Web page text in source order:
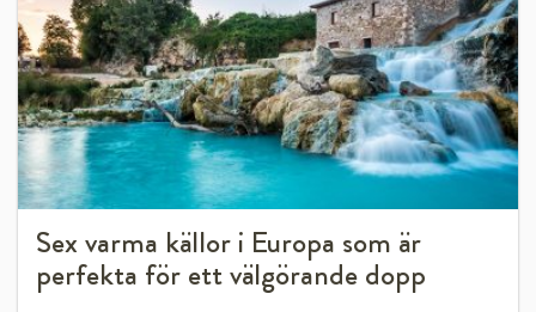
Sex varma källor i Europa som är
perfekta för ett välgörande dopp